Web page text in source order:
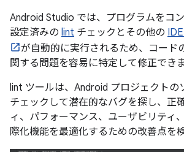
Android Studio では、プログラムをコ
設定済みの lint チェックとその他の
が自動的に実行されるため、コード
関する問題を容易に特定して修正できま
lint ツールは、Android プロジェクトの
チェックして潜在的なバグを探し、正
ィ、パフォーマンス、ユーザビリティ
際化機能を最適化するための改善点を検